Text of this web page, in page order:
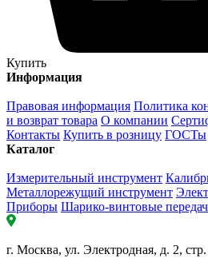
Купить
Информация
Правовая информация Политика
и возврат товара О компании
Контакты Купить в розницу ГОСТы
Каталог
Измерительный инструмент
Металлорежущий инструмент
Приборы Шарико-винтовые
г. Москва, ул. Электродная, д. 2,